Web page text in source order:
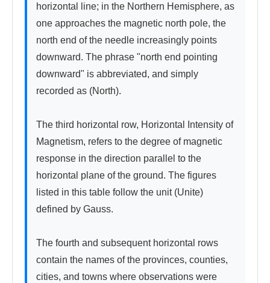
horizontal line; in the Northern Hemisphere, as
one approaches the magnetic north pole, the
north end of the needle increasingly points
downward. The phrase "north end pointing
downward" is abbreviated, and simply
recorded as (North).
The third horizontal row, Horizontal Intensity of
Magnetism, refers to the degree of magnetic
response in the direction parallel to the
horizontal plane of the ground. The figures
listed in this table follow the unit (Unite)
defined by Gauss.
The fourth and subsequent horizontal rows
contain the names of the provinces, counties,
cities, and towns where observations were